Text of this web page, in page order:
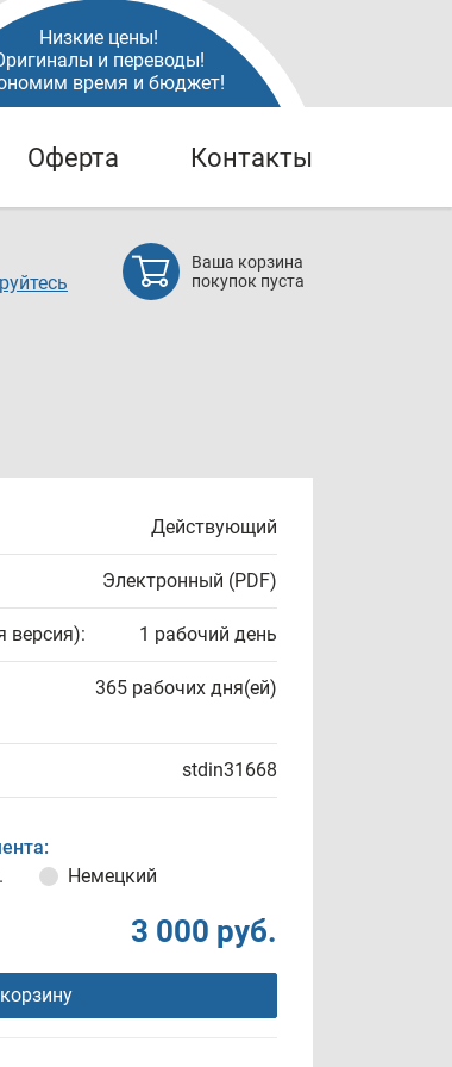
Низкие цены!
и переводы!
время и бюджет!
Оферта Контакты
Ваша корзина
покупок пуста
Действующий
Электронный (PDF)
версия): 1 рабочий день
365 рабочих дня(ей)
stdin31668
Немецкий
3 000 руб.